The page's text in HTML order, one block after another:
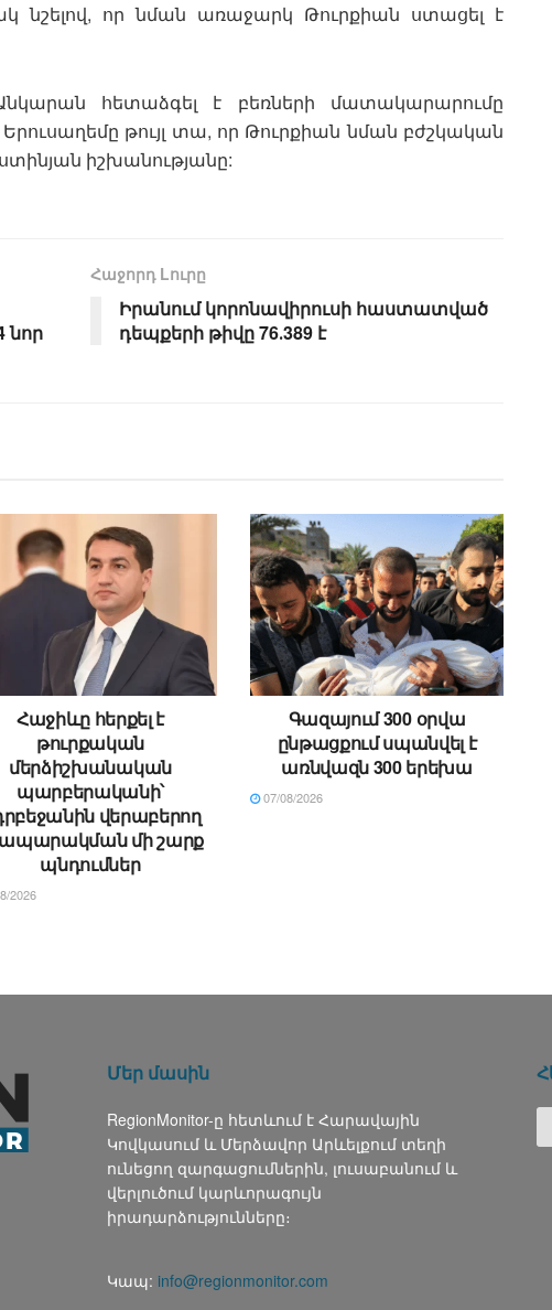
նշելով, որ նման առաջարկ Թուրքիան ստացել է
հետաձգել է բեռների մատակարարումը
Երուսաղեմը թույլ տա, որ Թուրքիան նման բժշկական
իշխանությանը:
նոր
Հաջորդ Lուրը
Իրանում կորոնավիրուսի հաստատված
դեպքերի թիվը 76․389 է
Հաջիևը հերքել է
թուրքական
մերձիշխանական
պարբերականի՝
վերաբերող
մի շարք
պնդումներ
2026
Գազայում 300 օրվա
ընթացքում սպանվել է
առնվազն 300 երեխա
07/08/2026
Մեր մասին
RegionMonitor-ը հետևում է Հարավային
Կովկասում և Մերձավոր Արևելքում տեղի
ունեցող զարգացումներին, լուսաբանում և
վերլուծում կարևորագույն
իրադարձությունները։
Կապ: info@regionmonitor.com